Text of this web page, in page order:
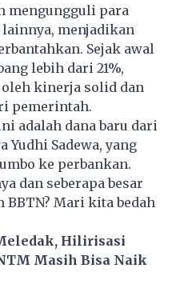
mengungguli para
menjadikan
Sejak awal
lebih dari 21%,
kinerja solid dan
pemerintah.
adalah dana baru dari
Yudhi Sadewa, yang
ke perbankan.
dan seberapa besar
Mari kita bedah
Hilirisasi
Masih Bisa Naik